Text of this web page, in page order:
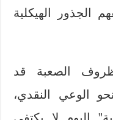
الجذور الهيكلية
الصعبة قد
الوعي النقدي،